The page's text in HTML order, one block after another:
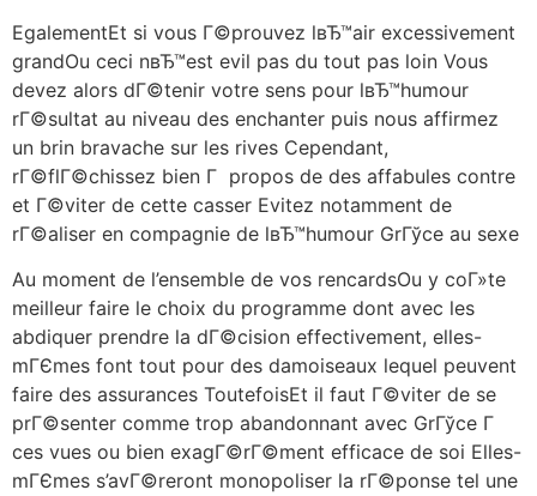
EgalementEt si vous Г©prouvez lвЂ™air excessivement
grandOu ceci nвЂ™est evil pas du tout pas loin Vous
devez alors dГ©tenir votre sens pour lвЂ™humour
rГ©sultat au niveau des enchanter puis nous affirmez
un brin bravache sur les rives Cependant,
rГ©flГ©chissez bien Г propos de des affabules contre
et Г©viter de cette casser Evitez notamment de
rГ©aliser en compagnie de lвЂ™humour GrГўce au sexe
Au moment de l’ensemble de vos rencardsOu y coГ»te
meilleur faire le choix du programme dont avec les
abdiquer prendre la dГ©cision effectivement, elles-
mГЄmes font tout pour des damoiseaux lequel peuvent
faire des assurances ToutefoisEt il faut Г©viter de se
prГ©senter comme trop abandonnant avec GrГўce Г
ces vues ou bien exagГ©rГ©ment efficace de soi Elles-
mГЄmes s’avГ©reront monopoliser la rГ©ponse tel une